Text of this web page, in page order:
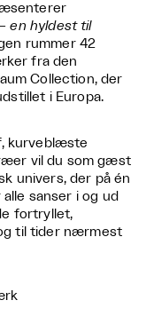
en hyldest til
rummer 42
fra den
Collection, der
i Europa.
kurveblæste
vil du som gæst
univers, der på én
sanser i og ud
fortryllet,
til tider nærmest